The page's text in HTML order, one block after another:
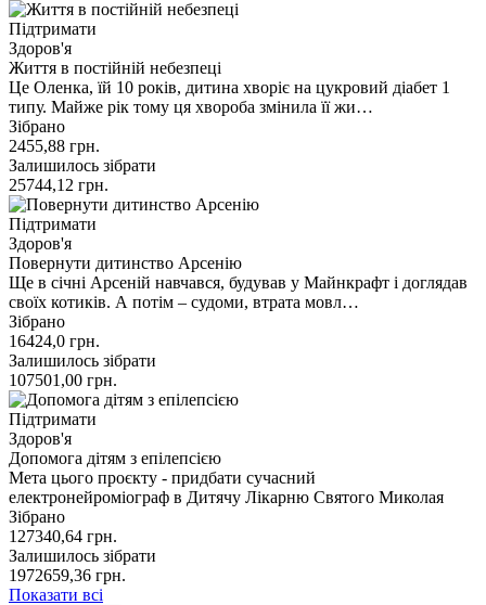
Підтримати
Здоров'я
Життя в постійній небезпеці
Це Оленка, їй 10 років, дитина хворіє на цукровий діабет 1
типу. Майже рік тому ця хвороба змінила її жи…
Зібрано
2455,88 грн.
Залишилось зібрати
25744,12 грн.
Підтримати
Здоров'я
Повернути дитинство Арсенію
Ще в січні Арсеній навчався, будував у Майнкрафт і доглядав
своїх котиків. А потім – судоми, втрата мовл…
Зібрано
16424,0 грн.
Залишилось зібрати
107501,00 грн.
Підтримати
Здоров'я
Допомога дітям з епілепсією
Мета цього проєкту - придбати сучасний
електронейроміограф в Дитячу Лікарню Святого Миколая
Зібрано
127340,64 грн.
Залишилось зібрати
1972659,36 грн.
Показати всі